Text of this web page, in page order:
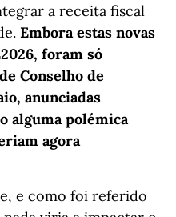
a receita fiscal
Embora estas novas
foram só
Conselho de
anunciadas
alguma polémica
agora
e como foi referido